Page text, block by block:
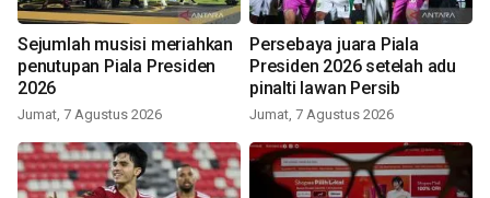
Sejumlah musisi meriahkan
penutupan Piala Presiden
2026
Jumat, 7 Agustus 2026
Persebaya juara Piala
Presiden 2026 setelah adu
pinalti lawan Persib
Jumat, 7 Agustus 2026